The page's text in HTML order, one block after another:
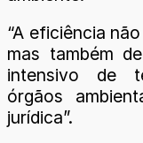
“A eficiência
mas também
intensivo de
órgãos
jurídica”.